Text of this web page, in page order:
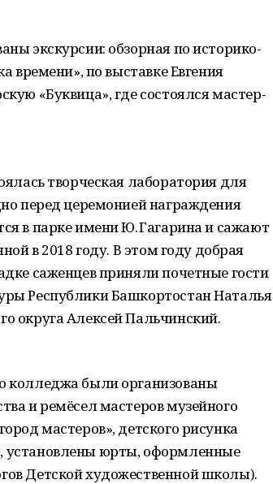
экскурсии: обзорная по историко-
времени», по выставке Евгения
«Буквица», где состоялся мастер-
творческая лаборатория для
перед церемонией награждения
в парке имени Ю. Гагарина и сажают
в 2018 году. В этом году добрая
саженцев приняли почетные гости
Республики Башкортостан Наталья
округа Алексей Пальчинский.
колледжа были организованы
и ремёсел мастеров музейного
мастеров», детского рисунка
установлены юрты, оформленные
Детской художественной школы).